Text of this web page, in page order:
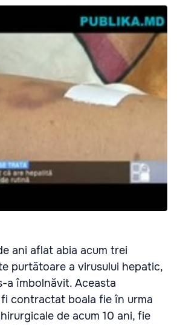
ani aflat abia acum trei
purtătoare a virusului hepatic,
a îmbolnăvit. Aceasta
contractat boala fie în urma
de acum 10 ani, fie